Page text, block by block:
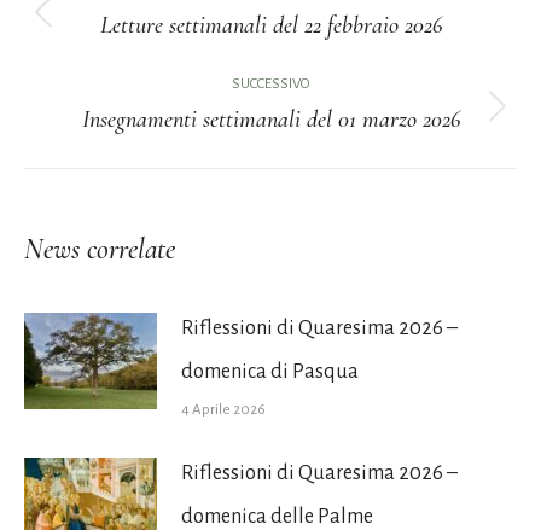
tra
Post
precedente:
Letture settimanali del 22 febbraio 2026
SUCCESSIVO
Prossimo
Insegnamenti settimanali del 01 marzo 2026
News correlate
Riflessioni di Quaresima 2026 –
domenica di Pasqua
4 Aprile 2026
Riflessioni di Quaresima 2026 –
domenica delle Palme